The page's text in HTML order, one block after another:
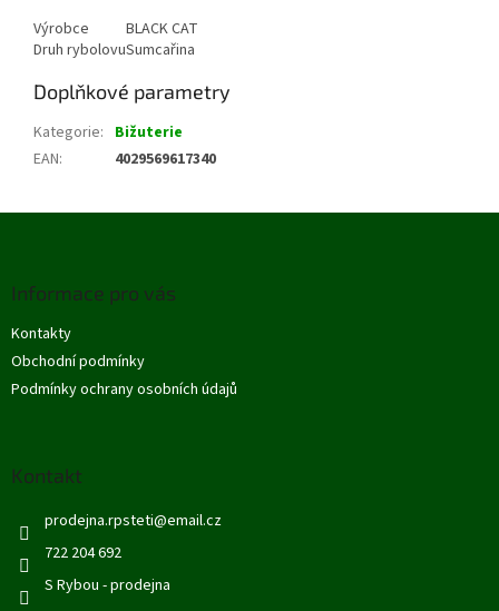
Výrobce
BLACK CAT
Druh rybolovuSumcařina
Doplňkové parametry
Kategorie: Bižuterie
EAN: 4029569617340
Informace pro vás
Kontakty
Obchodní podmínky
Podmínky ochrany osobních údajů
Kontakt
prodejna.rpsteti@email.cz
722 204 692
S Rybou - prodejna